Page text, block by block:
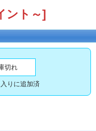
ント～]
切れ
りに追加済